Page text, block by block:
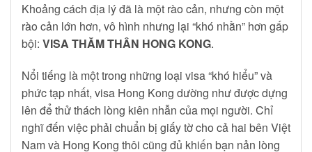
Khoảng cách địa lý đã là một rào cản, nhưng còn một
rào cản lớn hơn, vô hình nhưng lại “khó nhằn” hơn gấp
bội: VISA THĂM THÂN HONG KONG.
Nổi tiếng là một trong những loại visa “khó hiểu” và
phức tạp nhất, visa Hong Kong dường như được dựng
lên để thử thách lòng kiên nhẫn của mọi người. Chỉ
nghĩ đến việc phải chuẩn bị giấy tờ cho cả hai bên Việt
Nam và Hong Kong thôi cũng đủ khiến bạn nản lòng